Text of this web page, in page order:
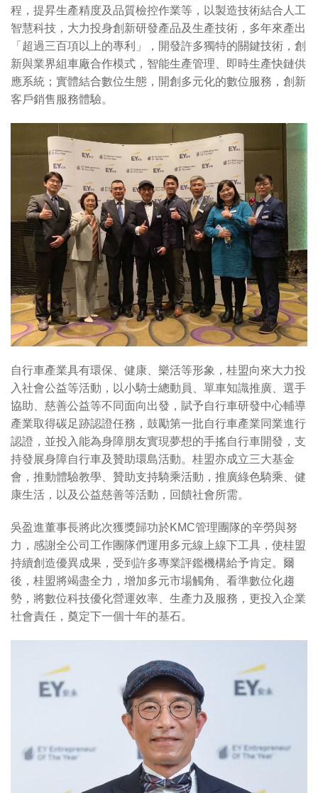
程，提昇生產精度及品質檢控作業等，以製造技術結合人工
智慧科技，大力投身創新研發產品及生產技術，多年來產出
「超過三百項以上的專利」，開發許多獨特的關鍵技術，創
新與業界組車廠合作模式，智能生產管理、即時生產快鏈供
應系統；實體結合數位生態，開創多元化的數位服務，創新
客戶銷售服務體驗。
自行車產業具有環保、健康、樂活等形象，桂盟向來大力投
入社會公益等活動，以小騎士總動員、單車知識推廣、選手
協助、慈善公益等不同面向出發，賦予自行車研發中心輔導
產業取得碳足跡認證任務，鼓勵第一批自行車產業同業進行
認證，並投入能為身障朋友實現夢想的手搖自行車開發，支
持發展身障自行車及贊助環島活動。桂盟亦成立三大基金
會，推動體驗教學、贊助支持騎乘活動，推廣綠色騎乘、健
康生活，以及公益慈善等活動，回饋社會所需。
吳盈進董事長將此次獲獎歸功於KMC管理團隊的辛勞與努
力，感謝全公司工作團隊們運用多元線上線下工具，使桂盟
持續創造優異成果，受到許多專業評鑑機構給予肯定。爾
後，桂盟將竭盡全力，增加多元市場觸角、看準數位化趨
勢，將數位科技優化營運效率、生產力及服務，更投入企業
社會責任，奠定下一個十年的基石。